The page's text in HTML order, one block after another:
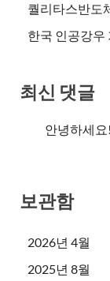
퀄리타스반도
한국 인공강우
최신 댓글
안녕하세요!
보관함
2026년 4월
2025년 8월